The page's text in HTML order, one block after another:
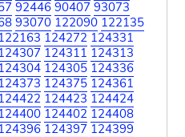
92446 90407 93073
93070 122090 122135
124272 124331
124311 124313
124305 124336
124375 124361
124423 124424
124402 124408
124397 124399